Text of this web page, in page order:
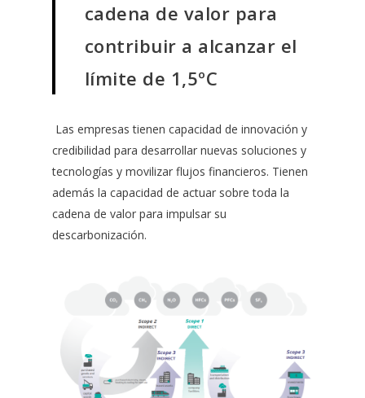
cadena de valor para
contribuir a alcanzar el
límite de 1,5ºC
Las empresas tienen capacidad de innovación y
credibilidad para desarrollar nuevas soluciones y
tecnologías y movilizar flujos financieros. Tienen
además la capacidad de actuar sobre toda la
cadena de valor para impulsar su
descarbonización.